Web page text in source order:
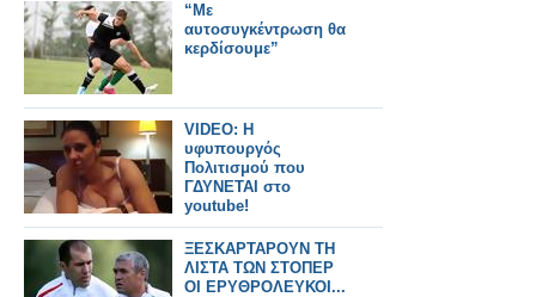
“Με
αυτοσυγκέντρωση θα
κερδίσουμε”
VIDEO: Η
υφυπουργός
Πολιτισμού που
ΓΔΥΝΕΤΑΙ στο
youtube!
ΞΕΣΚΑΡΤΑΡΟΥΝ ΤΗ
ΛΙΣΤΑ ΤΩΝ ΣΤΟΠΕΡ
ΟΙ ΕΡΥΘΡΟΛΕΥΚΟΙ...